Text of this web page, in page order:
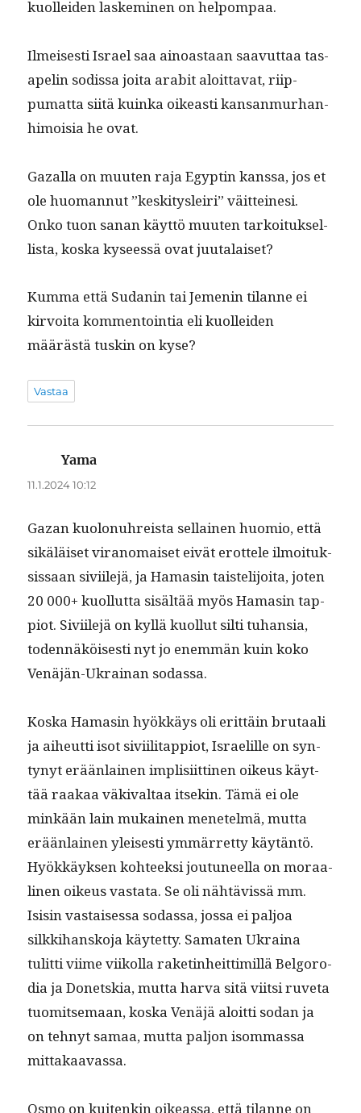
kuollei­den laskem­i­nen on helpompaa.
Ilmeis­es­ti Israel saa ain­oas­taan saavut­taa tas­
apelin sodis­sa joi­ta ara­bit aloit­ta­vat, riip­
pumat­ta siitä kuin­ka oikeasti kansan­murhan­
hi­moisia he ovat.
Gaza­l­la on muuten raja Egyptin kanssa, jos et
ole huo­man­nut ”keski­tysleiri” väit­teine­si.
Onko tuon sanan käyt­tö muuten tarkoituk­sel­
lista, kos­ka kyseessä ovat juutalaiset?
Kum­ma että Sudanin tai Jemenin tilanne ei
kir­voita kom­men­toin­tia eli kuollei­den
määrästä tuskin on kyse?
Vastaa
Yama
11.1.2024 10:12
Gazan kuolonuhreista sel­l­ainen huomio, että
sikäläiset vira­nomaiset eivät erot­tele ilmoituk­
sis­saan sivi­ile­jä, ja Hamasin tais­telijoi­ta, joten
20 000+ kuol­lut­ta sisältää myös Hamasin tap­
pi­ot. Sivi­ile­jä on kyl­lä kuol­lut silti tuhan­sia,
toden­näköis­es­ti nyt jo enem­män kuin koko
Venäjän-Ukrainan sodassa.
Kos­ka Hamasin hyökkäys oli erit­täin bru­taali
ja aiheut­ti isot sivi­il­i­tap­pi­ot, Israelille on syn­
tynyt erään­lainen implisi­it­ti­nen oikeus käyt­
tää raakaa väki­val­taa itsekin. Tämä ei ole
minkään lain mukainen menetelmä, mut­ta
erään­lainen yleis­es­ti ymmär­ret­ty käytän­tö.
Hyökkäyk­sen kohteek­si joutuneel­la on moraa­
li­nen oikeus vas­ta­ta. Se oli nähtävis­sä mm.
Isisin vas­taises­sa sodas­sa, jos­sa ei paljoa
silkki­han­sko­ja käytet­ty. Samat­en Ukraina
tulit­ti viime viikol­la raket­inheit­timil­lä Bel­go­ro­
dia ja Donet­skia, mut­ta har­va sitä viit­si ruve­ta
tuomit­se­maan, kos­ka Venäjä aloit­ti sodan ja
on tehnyt samaa, mut­ta paljon isom­mas­sa
mittakaavassa.
Osmo on kuitenkin oike­as­sa, että tilanne on